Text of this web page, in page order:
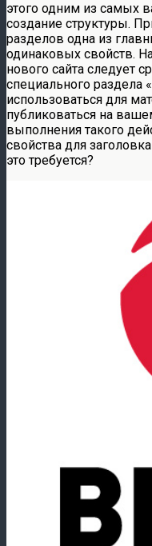
этого одним из самых
создание структуры.
разделов одна из
одинаковых свойств.
нового сайта следует
специального раздела
использоваться для
публиковаться на
выполнения такого
свойства для
это требуется?